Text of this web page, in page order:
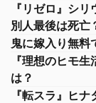
『リゼロ』シ
別人最後は死亡
鬼に嫁入り無
『理想のヒモ
は？
『転スラ』ヒ